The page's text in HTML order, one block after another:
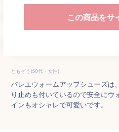
この商品をサ
ともぞう(50代・女性)
バレエウォームアップシューズは
り止めも付いているので安全にウ
インもオシャレで可愛いです。